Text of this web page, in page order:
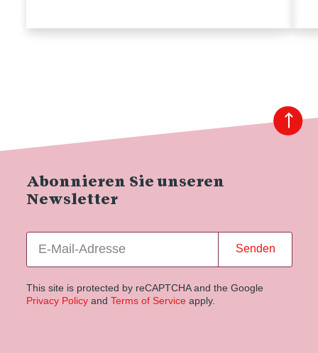
Abonnieren Sie unseren
Newsletter
Senden
This site is protected by reCAPTCHA and the Google
Privacy Policyand Terms of Service apply.